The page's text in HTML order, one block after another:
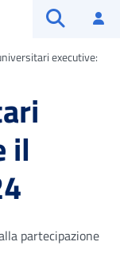
executive:
il
partecipazione